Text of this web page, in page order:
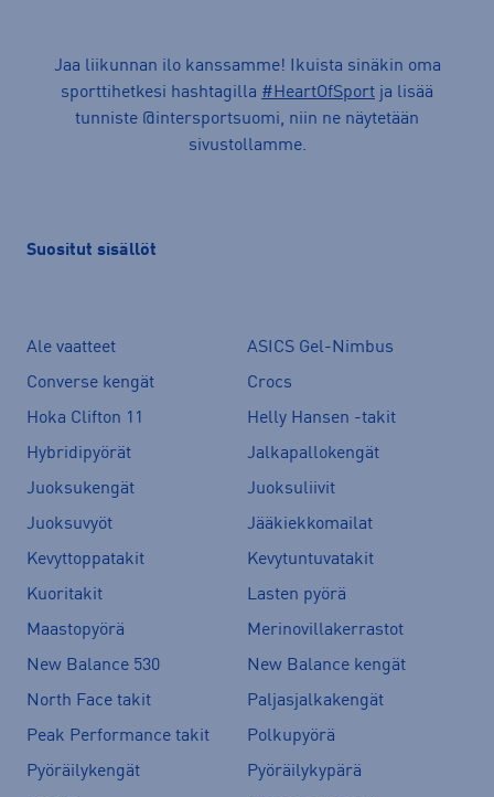
Jaa liikunnan ilo kanssamme! Ikuista sinäkin oma
sporttihetkesi hashtagilla #HeartOfSport ja lisää
tunniste @intersportsuomi, niin ne näytetään
sivustollamme.
Suositut sisällöt
Ale vaatteet
ASICS Gel-Nimbus
Converse kengät
Crocs
Hoka Clifton 11
Helly Hansen -takit
Hybridipyörät
Jalkapallokengät
Juoksukengät
Juoksuliivit
Juoksuvyöt
Jääkiekkomailat
Kevyttoppatakit
Kevytuntuvatakit
Kuoritakit
Lasten pyörä
Maastopyörä
Merinovillakerrastot
New Balance 530
New Balance kengät
North Face takit
Paljasjalkakengät
Peak Performance takit
Polkupyörä
Pyöräilykengät
Pyöräilykypärä